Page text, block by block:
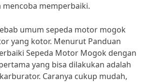
mencoba memperbaiki.
umum sepeda motor mogok
yang kotor. Menurut Panduan
Sepeda Motor Mogok dengan
yang bisa dilakukan adalah
Caranya cukup mudah,